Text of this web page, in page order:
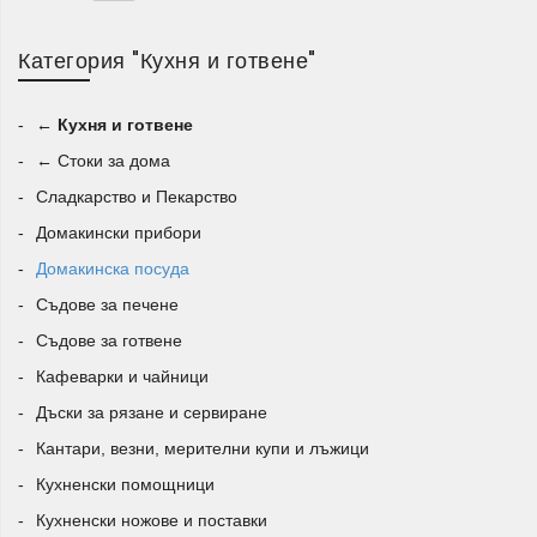
Чинии, купи и купички за ежедневна
употреба
В категорията ще намерите
чинии, супени чинии, дълбоки купи, малки купички и
съдове за сосове. Те са подходящи за сервиране на
закуска, обяд, вечеря, салати, супи, предястия, десерти
от размери и форми позволява лесно да изберете
подходящата посуда според нуждите на вашето
домакинство.
Стъклена, керамична и порцеланова
посуда
Асортиментът включва
керамични съдове и порцеланови купи
Категория "Кухня и готвене"
← Кухня и готвене
← Стоки за дома
Сладкарство и Пекарство
Домакински прибори
Домакинска посуда
Съдове за печене
Съдове за готвене
Кафеварки и чайници
Дъски за рязане и сервиране
Кантари, везни, мерителни купи и лъжици
Кухненски помощници
Кухненски ножове и поставки